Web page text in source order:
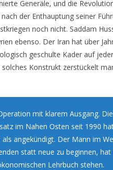
Generäle, und die
der Enthauptung seiner
noch nicht. Saddam
ebenso. Der Iran hat über
geschulte Kader auf
Konstrukt zerstückelt
mit klarem Ausgang.
im Nahen Osten seit 1990
angekündigt. Der Mann im
statt neue zu beginnen, hat
Lehrbuch stehen.